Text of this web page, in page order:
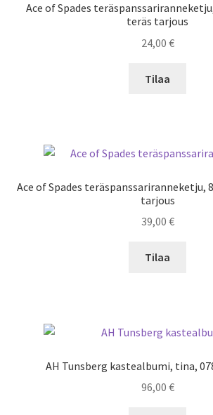
Ace of Spades
teräs tarjous
24,00 €
Tilaa
Ace of Spades teräspanssariranneketju,
tarjous
39,00 €
Tilaa
AH Tunsberg kastealbumi, tina,
96,00 €